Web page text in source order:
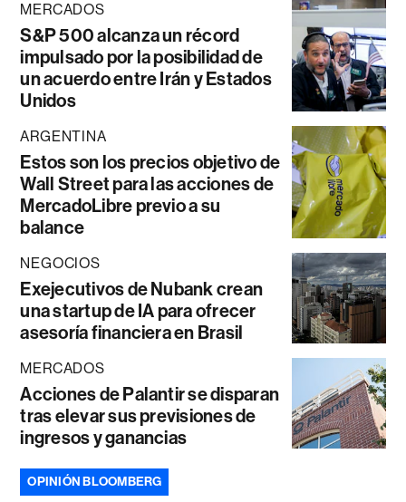
MERCADOS
S&P 500 alcanza un récord
impulsado por la posibilidad de
un acuerdo entre Irán y Estados
Unidos
ARGENTINA
Estos son los precios objetivo de
Wall Street para las acciones de
MercadoLibre previo a su
balance
NEGOCIOS
Exejecutivos de Nubank crean
una startup de IA para ofrecer
asesoría financiera en Brasil
MERCADOS
Acciones de Palantir se disparan
tras elevar sus previsiones de
ingresos y ganancias
OPINIÓN BLOOMBERG